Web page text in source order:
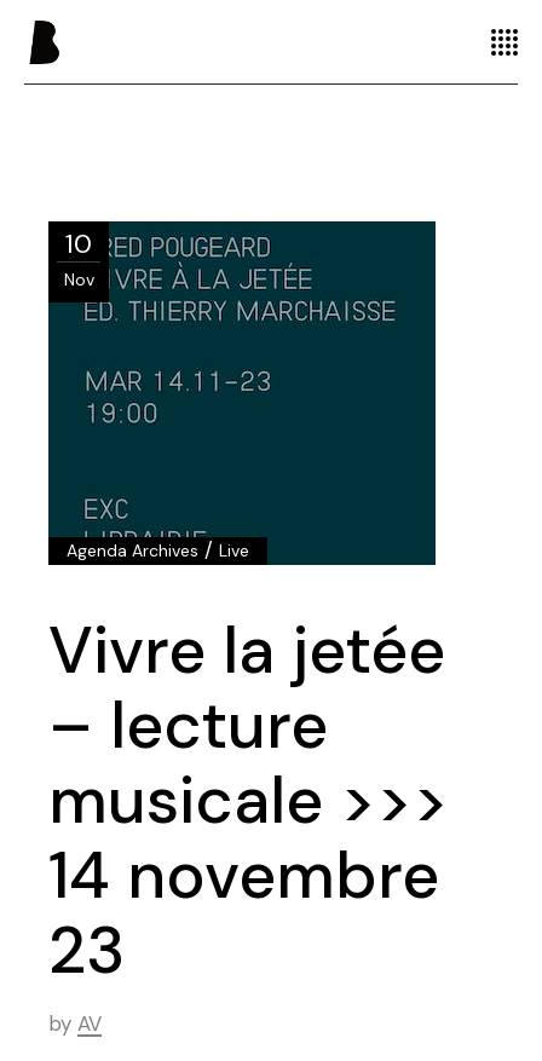
10
Nov
Agenda Archives /Live
Vivre la jetée
– lecture
musicale >>>
14 novembre
23
by AV